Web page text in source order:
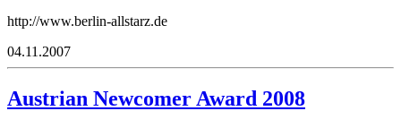
http://www.berlin-allstarz.de
04.11.2007
Austrian Newcomer Award 2008